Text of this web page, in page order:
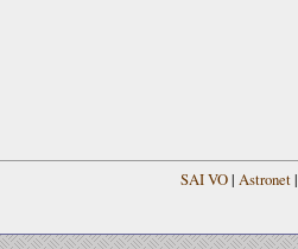
SAI VO| Astronet|